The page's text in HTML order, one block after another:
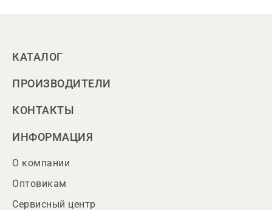
КАТАЛОГ
ПРОИЗВОДИТЕЛИ
КОНТАКТЫ
ИНФОРМАЦИЯ
О компании
Оптовикам
Сервисный центр